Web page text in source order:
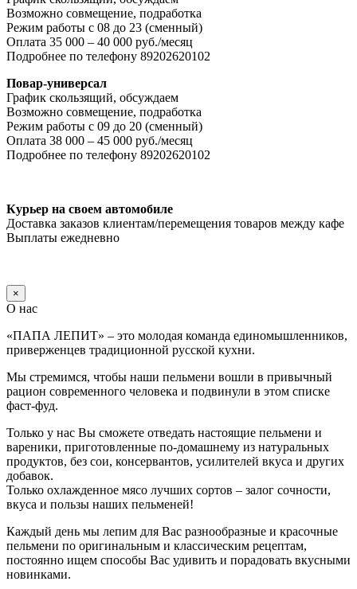
Возможно совмещение, подработка
Режим работы с 08 до 23 (сменный)
Оплата 35 000 – 40 000 руб./месяц
Подробнее по телефону 89202620102
Повар-универсал
График скользящий, обсуждаем
Возможно совмещение, подработка
Режим работы с 09 до 20 (сменный)
Оплата 38 000 – 45 000 руб./месяц
Подробнее по телефону 89202620102
Курьер на своем автомобиле
Доставка заказов клиентам/перемещения товаров между кафе
Выплаты ежедневно
×
О нас
«ПАПА ЛЕПИТ» – это молодая команда единомышленников,
приверженцев традиционной русской кухни.
Мы стремимся, чтобы наши пельмени вошли в привычный
рацион современного человека и подвинули в этом списке
фаст-фуд.
Только у нас Вы сможете отведать настоящие пельмени и
вареники, приготовленные по-домашнему из натуральных
продуктов, без сои, консервантов, усилителей вкуса и других
добавок.
Только охлажденное мясо лучших сортов – залог сочности,
вкуса и пользы наших пельменей!
Каждый день мы лепим для Вас разнообразные и красочные
пельмени по оригинальным и классическим рецептам,
постоянно ищем способы Вас удивить и порадовать вкусными
новинками.